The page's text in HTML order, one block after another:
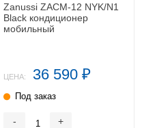
Zanussi ZACM-12 NYK/N1
Black кондиционер
мобильный
ЦЕНА: 36 590 ₽
Под заказ
- +